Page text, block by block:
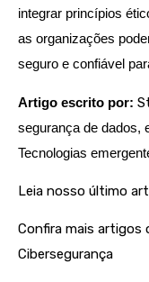
integrar princípios
as organizações
seguro e confiável
Artigo escrito por:
segurança de dados,
Tecnologias
Leia nosso último
Confira mais artigos
Cibersegurança